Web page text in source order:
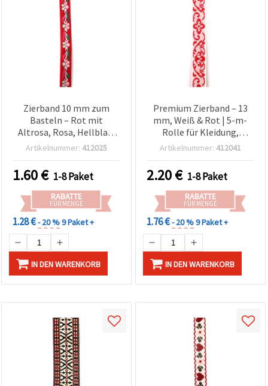
Zierband 10 mm zum
Basteln – Rot mit
Altrosa, Rosa, Hellblau,
Mint und Grün – 5 m
Artikelnummer: 412025
1.60€ 1-8 Paket
RABATTE
FÜR MENGE
1.28 €- 20 %9 Paket +
IN DEN WARENKORB
Premium Zierband – 13
mm, Weiß & Rot | 5-m-
Rolle für Kleidung,
Kostüme & kreative
Artikelnummer: 412041
2.20€ 1-8 Paket
RABATTE
FÜR MENGE
1.76 €- 20 %9 Paket +
IN DEN WARENKORB